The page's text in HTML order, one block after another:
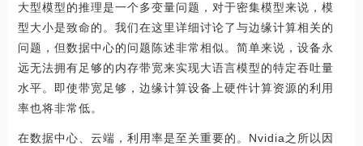
大型模型的推理是一个多变量问题，对于密集模型来说，模
型大小是致命的。我们在这里详细讨论了与边缘计算相关的
问题，但数据中心的问题陈述非常相似。简单来说，设备永
远无法拥有足够的内存带宽来实现大语言模型的特定吞吐量
水平。即使带宽足够，边缘计算设备上硬件计算资源的利用
率也将非常低。
在数据中心、云端，利用率是至关重要的。Nvidia之所以因